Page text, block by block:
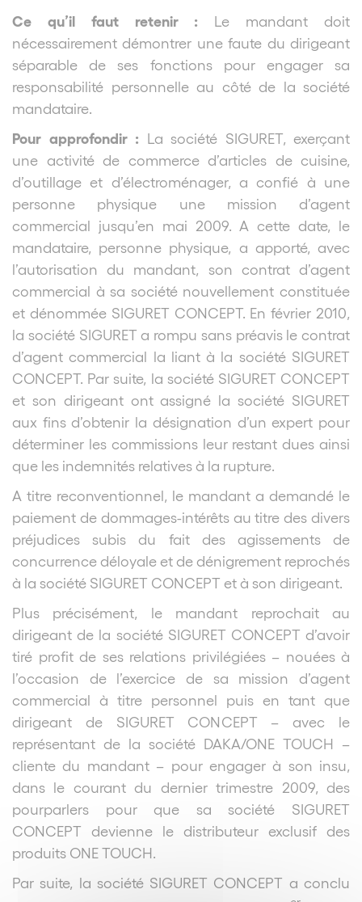
Ce qu’il faut retenir : Le mandant doit
nécessairement démontrer une faute du dirigeant
séparable de ses fonctions pour engager sa
responsabilité personnelle au côté de la société
mandataire.
Pour approfondir : La société SIGURET, exerçant
une activité de commerce d’articles de cuisine,
d’outillage et d’électroménager, a confié à une
personne physique une mission d’agent
commercial jusqu’en mai 2009. A cette date, le
mandataire, personne physique, a apporté, avec
l’autorisation du mandant, son contrat d’agent
commercial à sa société nouvellement constituée
et dénommée SIGURET CONCEPT. En février 2010,
la société SIGURET a rompu sans préavis le contrat
d’agent commercial la liant à la société SIGURET
CONCEPT. Par suite, la société SIGURET CONCEPT
et son dirigeant ont assigné la société SIGURET
aux fins d’obtenir la désignation d’un expert pour
déterminer les commissions leur restant dues ainsi
que les indemnités relatives à la rupture.
A titre reconventionnel, le mandant a demandé le
paiement de dommages-intérêts au titre des divers
préjudices subis du fait des agissements de
concurrence déloyale et de dénigrement reprochés
à la société SIGURET CONCEPT et à son dirigeant.
Plus précisément, le mandant reprochait au
dirigeant de la société SIGURET CONCEPT d’avoir
tiré profit de ses relations privilégiées – nouées à
l’occasion de l’exercice de sa mission d’agent
commercial à titre personnel puis en tant que
dirigeant de SIGURET CONCEPT – avec le
représentant de la société DAKA/ONE TOUCH –
cliente du mandant – pour engager à son insu,
dans le courant du dernier trimestre 2009, des
pourparlers pour que sa société SIGURET
CONCEPT devienne le distributeur exclusif des
produits ONE TOUCH.
Par suite, la société SIGURET CONCEPT a conclu